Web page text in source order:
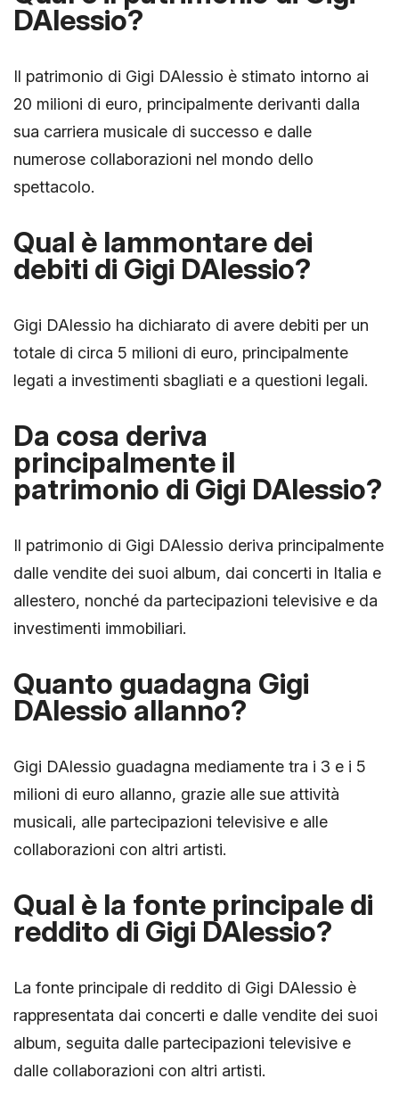
DAlessio?
Il patrimonio di Gigi DAlessio è stimato intorno ai
20 milioni di euro, principalmente derivanti dalla
sua carriera musicale di successo e dalle
numerose collaborazioni nel mondo dello
spettacolo.
Qual è lammontare dei
debiti di Gigi DAlessio?
Gigi DAlessio ha dichiarato di avere debiti per un
totale di circa 5 milioni di euro, principalmente
legati a investimenti sbagliati e a questioni legali.
Da cosa deriva
principalmente il
patrimonio di Gigi DAlessio?
Il patrimonio di Gigi DAlessio deriva principalmente
dalle vendite dei suoi album, dai concerti in Italia e
allestero, nonché da partecipazioni televisive e da
investimenti immobiliari.
Quanto guadagna Gigi
DAlessio allanno?
Gigi DAlessio guadagna mediamente tra i 3 e i 5
milioni di euro allanno, grazie alle sue attività
musicali, alle partecipazioni televisive e alle
collaborazioni con altri artisti.
Qual è la fonte principale di
reddito di Gigi DAlessio?
La fonte principale di reddito di Gigi DAlessio è
rappresentata dai concerti e dalle vendite dei suoi
album, seguita dalle partecipazioni televisive e
dalle collaborazioni con altri artisti.